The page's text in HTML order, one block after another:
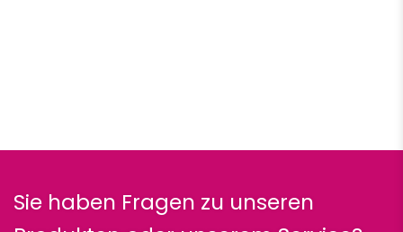
Sie haben Fragen zu unseren